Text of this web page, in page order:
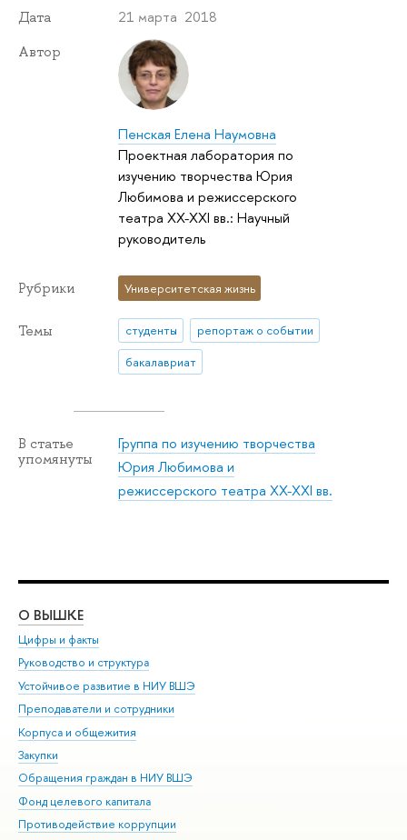
Дата 21 марта 2018
Автор
Пенская Елена Наумовна
Проектная лаборатория по
изучению творчества Юрия
Любимова и режиссерского
театра XX-XXI вв.: Научный
руководитель
Рубрики Университетская жизнь
Темы студенты
репортаж о событии
бакалавриат
В статье
упомянуты
Группа по изучению творчества
Юрия Любимова и
режиссерского театра XX-XXI вв.
О ВЫШКЕ
Цифры и факты
Руководство и структура
Устойчивое развитие в НИУ ВШЭ
Преподаватели и сотрудники
Корпуса и общежития
Закупки
Обращения граждан в НИУ ВШЭ
Фонд целевого капитала
Противодействие коррупции